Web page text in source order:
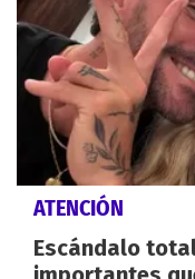
ATENCIÓN
Escándalo